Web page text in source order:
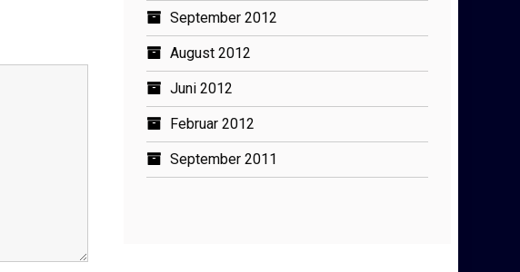
September 2012
August 2012
Juni 2012
Februar 2012
September 2011